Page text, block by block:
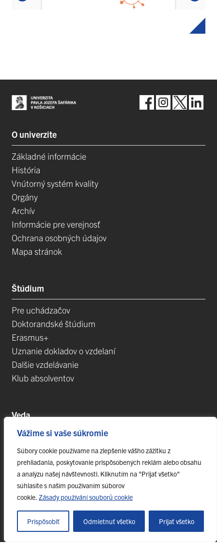
Vážime si vaše súkromie
Súbory cookie používame na zlepšenie vášho zážitku z
prehliadania, poskytovanie prispôsobených reklám alebo obsahu
a analýzu našej návštevnosti. Kliknutím na "Prijať všetko"
súhlasíte s naším používaním súborov
cookie. Zásady používání souborů cookie
Prispôsobiť Odmietnuť všetko Prijať všetko
O univerzite
Základné informácie
História
Vnútorný systém kvality
Orgány
Archív
Informácie pre verejnosť
Ochrana osobných údajov
Mapa stránok
Štúdium
Pre uchádzačov
Doktorandské štúdium
Erasmus+
Uznanie dokladov o vzdelaní
Dalšie vzdelávanie
Klub absolventov
Veda
Postdoktorandské pozíce
Projekty
Špičkové tímy
TIP-UPJŠ
Vedecké parky
Evidencia publikačnej činnosti
Habilitačné a vymenúvacie konania